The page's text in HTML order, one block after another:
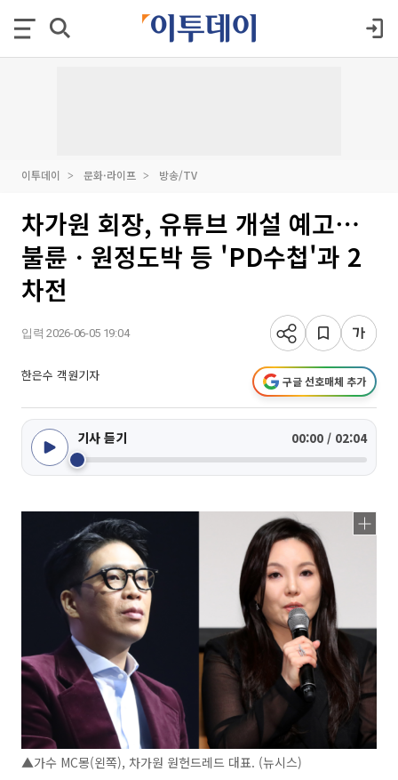
이투데이 문화·라이프 방송/TV
차가원 회장, 유튜브 개설 예고⋯
불륜ㆍ원정도박 등 'PD수첩'과 2
차전
입력 2026-06-05 19:04
한은수 객원기자 구글 선호매체 추가
기사 듣기 00:00 / 02:04
▲가수 MC몽(왼쪽), 차가원 원헌드레드 대표. (뉴시스)